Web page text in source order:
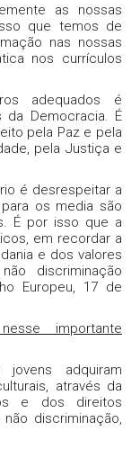
as nossas
que temos de
nas nossas
nos currículos
adequados é
da Democracia. É
pela Paz e pela
pela Justiça e
é desrespeitar a
os media são
É por isso que a
em recordar a
e dos valores
discriminação
Europeu, 17 de
importante
adquiram
através da
e dos direitos
discriminação,